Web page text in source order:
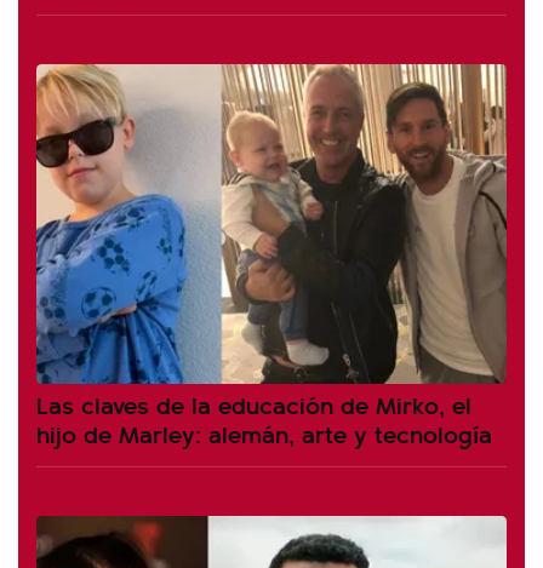
Las claves de la educación de Mirko, el
hijo de Marley: alemán, arte y tecnología